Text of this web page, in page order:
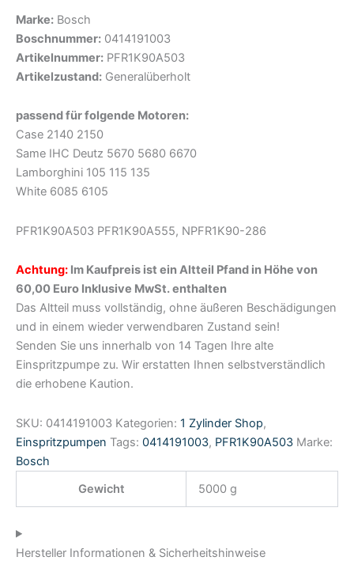
Marke: Bosch
Boschnummer: 0414191003
Artikelnummer: PFR1K90A503
Artikelzustand: Generalüberholt
passend für folgende Motoren:
Case 2140 2150
Same IHC Deutz 5670 5680 6670
Lamborghini 105 115 135
White 6085 6105
PFR1K90A503 PFR1K90A555, NPFR1K90-286
Achtung: Im Kaufpreis ist ein Altteil Pfand in Höhe von
60,00 Euro Inklusive MwSt. enthalten
Das Altteil muss vollständig, ohne äußeren Beschädigungen
und in einem wieder verwendbaren Zustand sein!
Senden Sie uns innerhalb von 14 Tagen Ihre alte
Einspritzpumpe zu. Wir erstatten Ihnen selbstverständlich
die erhobene Kaution.
SKU: 0414191003 Kategorien: 1 Zylinder Shop,
Einspritzpumpen Tags: 0414191003, PFR1K90A503 Marke:
Bosch
Gewicht
5000 g
Hersteller Informationen & Sicherheitshinweise